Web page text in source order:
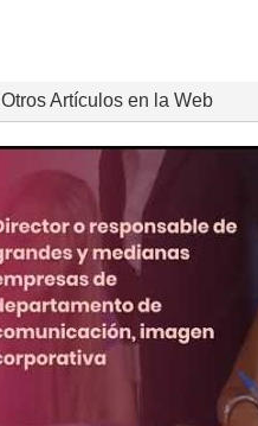
Otros Artículos en la Web